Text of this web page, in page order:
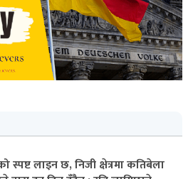
स्पष्ट लाइन छ, निजी क्षेत्रमा कतिबेला